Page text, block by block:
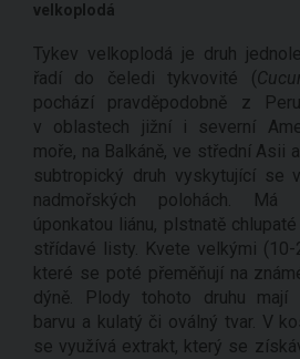
velkoplodá
Tykev velkoplodá je druh
řadí do čeledi tykvovité (
pochází pravděpodobně z
v oblastech jižní i severní
moře, na Balkáně, ve střední Asii
subtropický druh vyskytující se
nadmořských polohách. Má
úponkatou liánu, plstnatě
střídavé listy. Kvete velkými
které se poté přeměňují na
dýně. Plody tohoto druhu mají
barvu a kulatý či oválný tvar. V
se využívá extrakt, který se